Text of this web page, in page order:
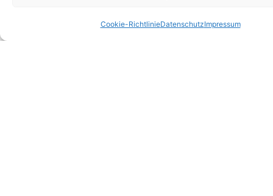
Cookie-RichtlinieDatenschutzImpressum